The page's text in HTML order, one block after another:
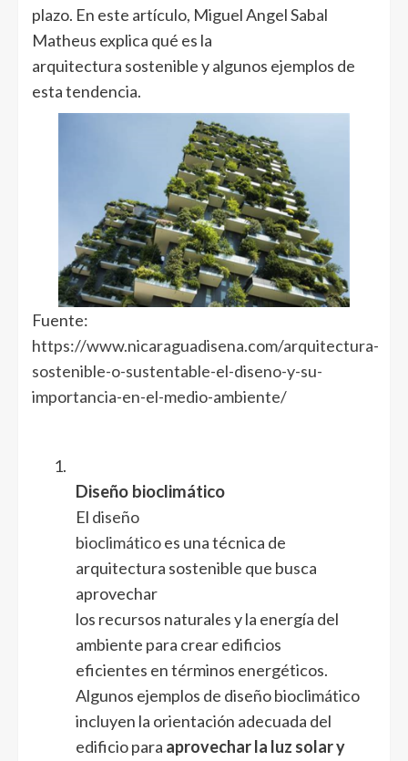
plazo. En este artículo, Miguel Angel Sabal
Matheus explica qué es la
arquitectura sostenible y algunos ejemplos de
esta tendencia.
Fuente:
https://www.nicaraguadisena.com/arquitectura-
sostenible-o-sustentable-el-diseno-y-su-
importancia-en-el-medio-ambiente/
1.
Diseño bioclimático
El diseño
bioclimáticoes una técnica de
arquitectura sostenible que busca
aprovechar
los recursos naturales y la energía del
ambiente para crear edificios
eficientes en términos energéticos.
Algunos ejemplos de diseño bioclimático
incluyen la orientación adecuada del
edificio para aprovechar la luz solar y